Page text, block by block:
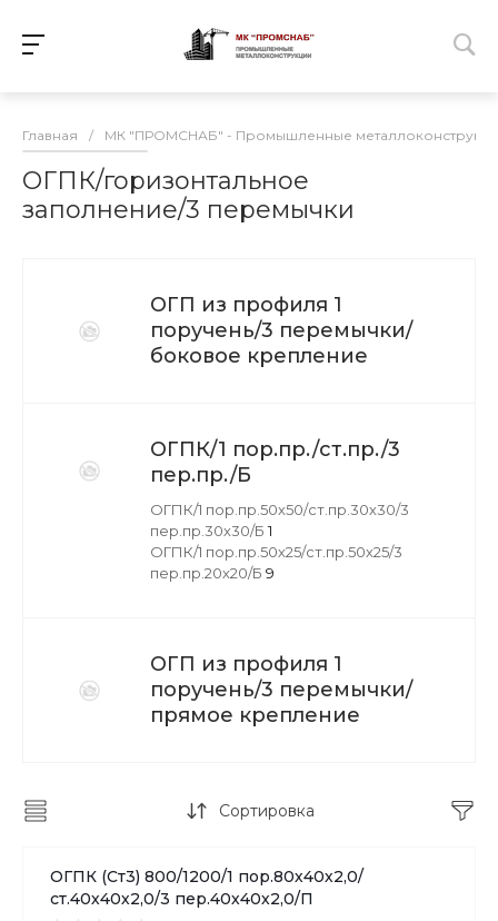
Главная / МК "ПРОМСНАБ" - Промышленные
ОГПК/горизонтальное
заполнение/3 перемычки
ОГП из профиля 1
поручень/3 перемычки/
боковое крепление
ОГПК/1 пор.пр./ст.пр./3
пер.пр./Б
ОГПК/1 пор.пр.50х50/ст.пр.30х30/3
пер.пр.30х30/Б 1
ОГПК/1 пор.пр.50х25/ст.пр.50х25/3
пер.пр.20х20/Б 9
ОГП из профиля 1
поручень/3 перемычки/
прямое крепление
Сортировка
ОГПК (Ст3) 800/1200/1 пор.80х40х2,0/
ст.40х40х2,0/3 пер.40х40х2,0/П